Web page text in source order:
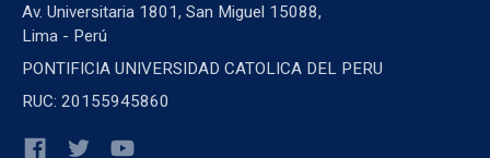
Av. Universitaria 1801, San Miguel 15088,
Lima - Perú
PONTIFICIA UNIVERSIDAD CATOLICA DEL PERU
RUC: 20155945860